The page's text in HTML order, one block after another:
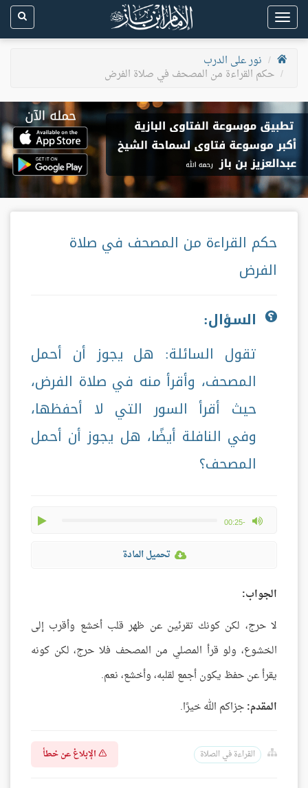
Toggle
navigation
نور على الدرب
حكم القراءة من المصحف في صلاة الفرض
حكم القراءة من المصحف في صلاة
الفرض
السؤال:
تقول السائلة: هل يجوز أن أحمل
المصحف، وأقرأ منه في صلاة الفرض،
حيث أقرأ السور التي لا أحفظها،
وفي النافلة أيضًا، هل يجوز أن أحمل
المصحف؟
-00:25
max volume
تحميل المادة
الجواب:
لا حرج، لكن كونك تقرئين عن ظهر قلب أخشع وأقرب إلى
الخشوع، ولو قرأ المصلي من المصحف فلا حرج، لكن كونه
يقرأ عن حفظ يكون أجمع لقلبه، وأخشع، نعم.
المقدم:جزاكم الله خيرًا.
القراءة في الصلاة الإبلاغ عن خطأ